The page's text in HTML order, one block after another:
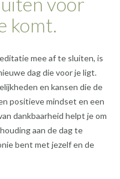
komt.
mee af te sluiten, is
dag die voor je ligt.
en kansen die de
positieve mindset en een
dankbaarheid helpt je om
aan de dag te
bent met jezelf en de